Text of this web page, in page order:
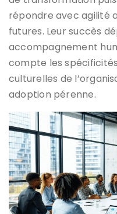
répondre avec agilité
futures. Leur succès
accompagnement
compte les
culturelles de
adoption pérenne.